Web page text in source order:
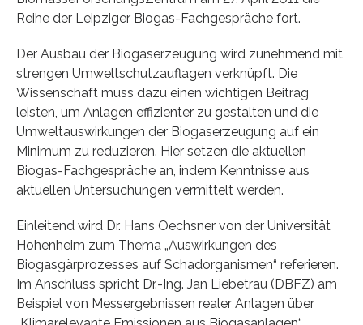
Reihe der Leipziger Biogas-Fachgespräche fort.
Der Ausbau der Biogaserzeugung wird zunehmend mit
strengen Umweltschutzauflagen verknüpft. Die
Wissenschaft muss dazu einen wichtigen Beitrag
leisten, um Anlagen effizienter zu gestalten und die
Umweltauswirkungen der Biogaserzeugung auf ein
Minimum zu reduzieren. Hier setzen die aktuellen
Biogas-Fachgespräche an, indem Kenntnisse aus
aktuellen Untersuchungen vermittelt werden.
Einleitend wird Dr. Hans Oechsner von der Universität
Hohenheim zum Thema „Auswirkungen des
Biogasgärprozesses auf Schadorganismen“ referieren.
Im Anschluss spricht Dr.-Ing. Jan Liebetrau (DBFZ) am
Beispiel von Messergebnissen realer Anlagen über